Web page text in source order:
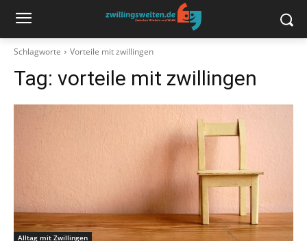
Schlagworte Vorteile mit zwillingen
Tag: vorteile mit zwillingen
Alltag mit Zwillingen